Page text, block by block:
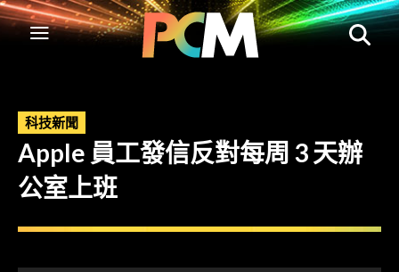
科技新聞
Apple 員工發信反對每周 3 天辦
公室上班